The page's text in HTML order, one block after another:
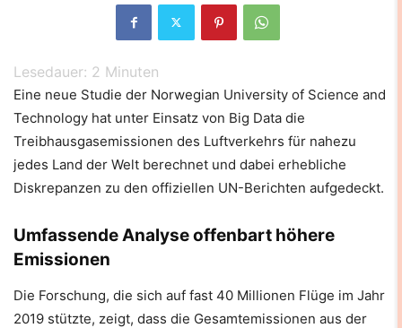
Lesedauer: 2 Minuten
Eine neue Studie der Norwegian University of Science and
Technology hat unter Einsatz von Big Data die
Treibhausgasemissionen des Luftverkehrs für nahezu
jedes Land der Welt berechnet und dabei erhebliche
Diskrepanzen zu den offiziellen UN-Berichten aufgedeckt.
Umfassende Analyse offenbart höhere
Emissionen
Die Forschung, die sich auf fast 40 Millionen Flüge im Jahr
2019 stützte, zeigt, dass die Gesamtemissionen aus der